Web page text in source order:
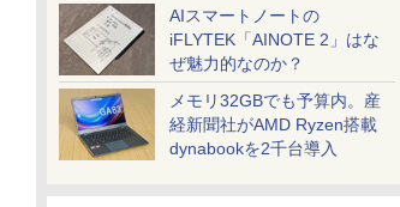
AIスマートノートの
iFLYTEK「AINOTE 2」はな
ぜ魅力的なのか？
メモリ32GBでも予算内。産
経新聞社がAMD Ryzen搭載
dynabookを2千台導入